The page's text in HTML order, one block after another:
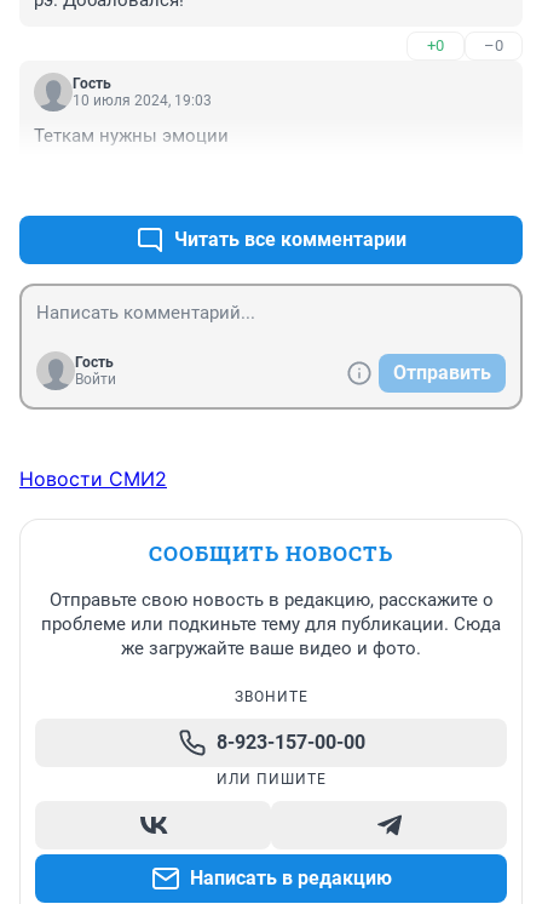
+0 –0
Гость
10 июля 2024, 19:03
Теткам нужны эмоции
Читать все комментарии
Гость
Войти
Отправить
Новости СМИ2
СООБЩИТЬ НОВОСТЬ
Отправьте свою новость в редакцию, расскажите о
проблеме или подкиньте тему для публикации. Сюда
же загружайте ваше видео и фото.
ЗВОНИТЕ
8-923-157-00-00
ИЛИ ПИШИТЕ
Написать в редакцию